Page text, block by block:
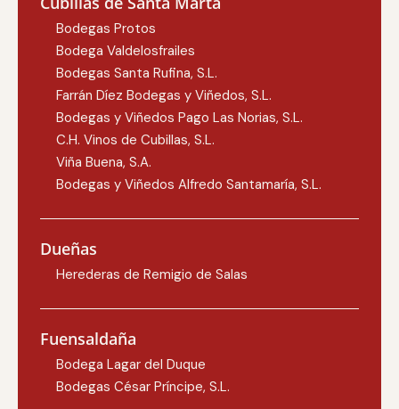
Bodegas Protos
Bodega Valdelosfrailes
Bodegas Santa Rufina, S.L.
Farrán Díez Bodegas y Viñedos, S.L.
Bodegas y Viñedos Pago Las Norias, S.L.
C.H. Vinos de Cubillas, S.L.
Viña Buena, S.A.
Bodegas y Viñedos Alfredo Santamaría, S.L.
Dueñas
Herederas de Remigio de Salas
Fuensaldaña
Bodega Lagar del Duque
Bodegas César Príncipe, S.L.